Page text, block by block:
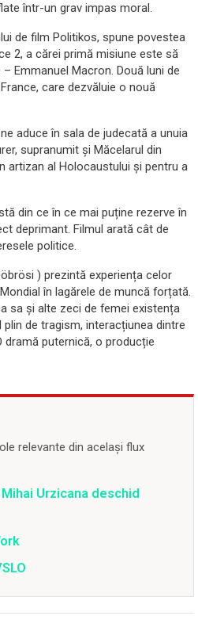
într-un grav impas moral.
de film Politikos, spune povestea
2, a cărei primă misiune este să
Emmanuel Macron. Două luni de
care dezvăluie o nouă
aduce în sala de judecată a unuia
supranumit și Măcelarul din
artizan al Holocaustului și pentru a
din ce în ce mai puține rezerve în
deprimant. Filmul arată cât de
politice.
) prezintă experiența celor
în lagărele de muncă forțată.
sa și alte zeci de femei existența
de tragism, interacțiunea dintre
puternică, o producție
relevante din același flux
Urzicana deschid